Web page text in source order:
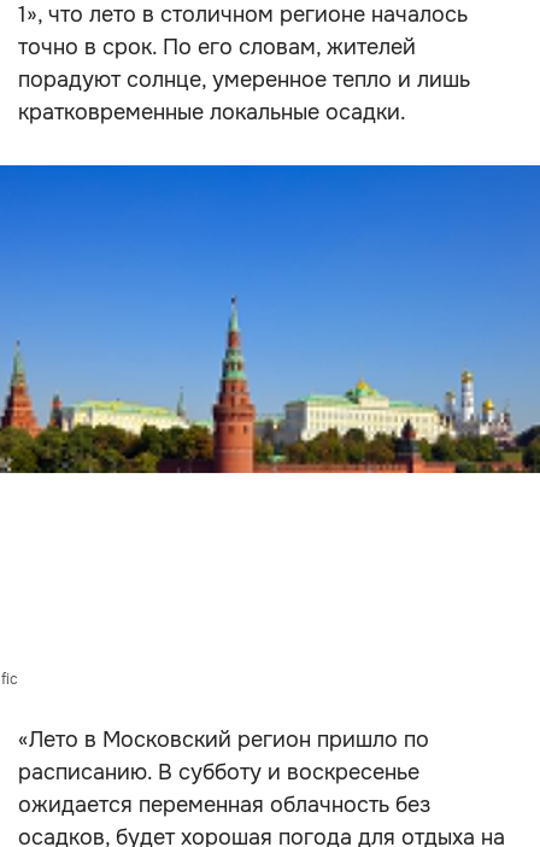
1», что лето в столичном регионе началось
точно в срок. По его словам, жителей
порадуют солнце, умеренное тепло и лишь
кратковременные локальные осадки.
«Лето в Московский регион пришло по
расписанию. В субботу и воскресенье
ожидается переменная облачность без
осадков, будет хорошая погода для отдыха на